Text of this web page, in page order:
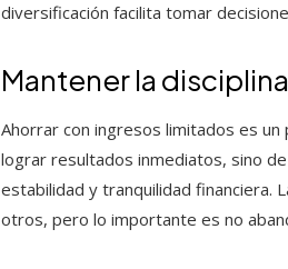
diversificación facilita tomar
Mantener la
Ahorrar con ingresos limitados es
lograr resultados inmediatos, sino
estabilidad y tranquilidad financiera.
otros, pero lo importante es no